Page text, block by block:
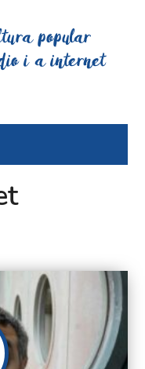
popular
i a internet